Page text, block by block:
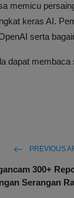
memicu
keras AI.
serta
dapat
PREVIOUS
300+
Serangan